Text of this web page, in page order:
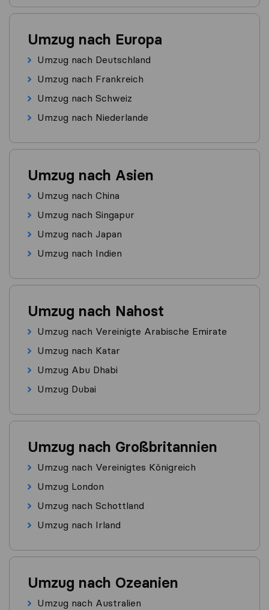
Umzug nach Europa
Umzug nach Deutschland
Umzug nach Frankreich
Umzug nach Schweiz
Umzug nach Niederlande
Umzug nach Asien
Umzug nach China
Umzug nach Singapur
Umzug nach Japan
Umzug nach Indien
Umzug nach Nahost
Umzug nach Vereinigte Arabische Emirate
Umzug nach Katar
Umzug Abu Dhabi
Umzug Dubai
Umzug nach Großbritannien
Umzug nach Vereinigtes Königreich
Umzug London
Umzug nach Schottland
Umzug nach Irland
Umzug nach Ozeanien
Umzug nach Australien